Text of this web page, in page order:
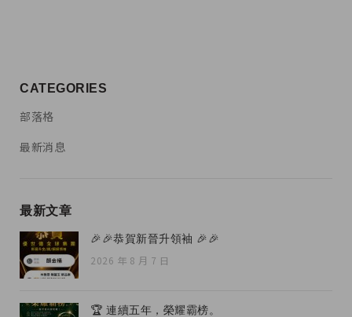
CATEGORIES
部落格
最新消息
最新文章
🎉🎉恭賀新晉升領袖 🎉🎉
2026 年 8 月 7 日
🏆 連續五年，榮耀霸榜。